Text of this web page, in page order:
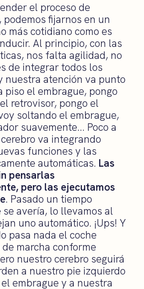
el proceso de
podemos fijarnos en un
más cotidiano como es
Al principio, con las
nos falta agilidad, no
de integrar todos los
nuestra atención va punto
piso el embrague, pongo
retrovisor, pongo el
soltando el embrague,
suavemente… Poco a
va integrando
funciones y las
automáticas. Las
pensarlas
pero las ejecutamos
. Pasado un tiempo
se avería, lo llevamos al
uno automático. ¡Ups! Y
pasa nada el coche
marcha conforme
nuestro cerebro seguirá
a nuestro pie izquierdo
embrague y a nuestra